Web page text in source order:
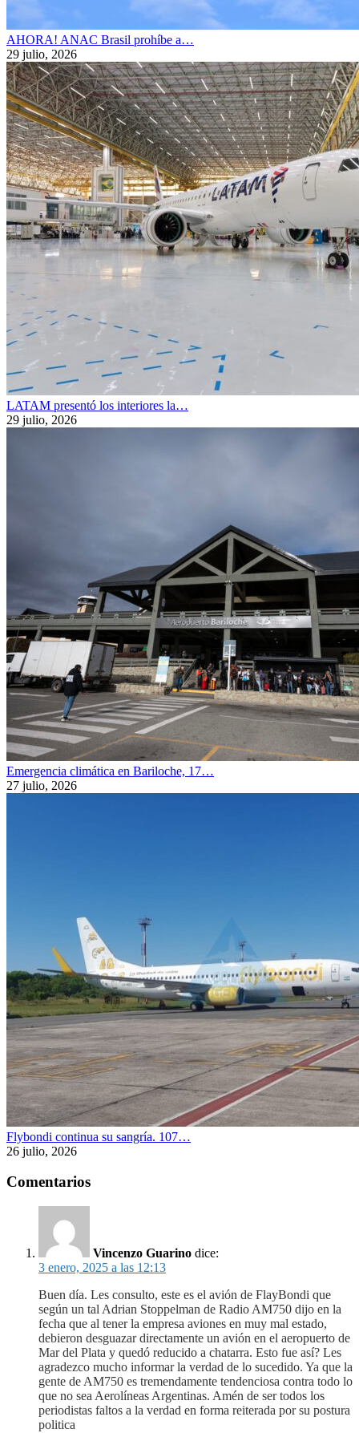
AHORA! ANAC Brasil prohíbe a…
29 julio, 2026
LATAM presentó los interiores la…
29 julio, 2026
Emergencia climática en Bariloche, 17…
27 julio, 2026
Flybondi continua su sangría. 107…
26 julio, 2026
Comentarios
Vincenzo Guarino dice:
3 enero, 2025 a las 12:13
Buen día. Les consulto, este es el avión de FlayBondi que
según un tal Adrian Stoppelman de Radio AM750 dijo en la
fecha que al tener la empresa aviones en muy mal estado,
debieron desguazar directamente un avión en el aeropuerto de
Mar del Plata y quedó reducido a chatarra. Esto fue así? Les
agradezco mucho informar la verdad de lo sucedido. Ya que la
gente de AM750 es tremendamente tendenciosa contra todo lo
que no sea Aerolíneas Argentinas. Amén de ser todos los
periodistas faltos a la verdad en forma reiterada por su postura
politica